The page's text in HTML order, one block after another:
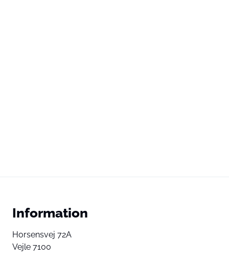
Information
Horsensvej 72A
Vejle 7100